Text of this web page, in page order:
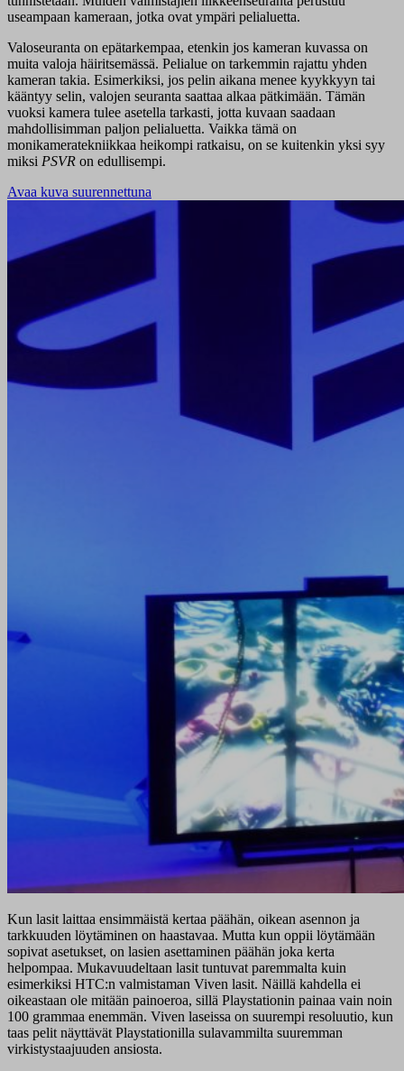
useampaan kameraan, jotka ovat ympäri pelialuetta.
Valoseuranta on epätarkempaa, etenkin jos kameran kuvassa on
muita valoja häiritsemässä. Pelialue on tarkemmin rajattu yhden
kameran takia. Esimerkiksi, jos pelin aikana menee kyykkyyn tai
kääntyy selin, valojen seuranta saattaa alkaa pätkimään. Tämän
vuoksi kamera tulee asetella tarkasti, jotta kuvaan saadaan
mahdollisimman paljon pelialuetta. Vaikka tämä on
monikameratekniikkaa heikompi ratkaisu, on se kuitenkin yksi syy
miksi PSVR on edullisempi.
Avaa kuva suurennettuna
Kun lasit laittaa ensimmäistä kertaa päähän, oikean asennon ja
tarkkuuden löytäminen on haastavaa. Mutta kun oppii löytämään
sopivat asetukset, on lasien asettaminen päähän joka kerta
helpompaa. Mukavuudeltaan lasit tuntuvat paremmalta kuin
esimerkiksi HTC:n valmistaman Viven lasit. Näillä kahdella ei
oikeastaan ole mitään painoeroa, sillä Playstationin painaa vain noin
100 grammaa enemmän. Viven laseissa on suurempi resoluutio, kun
taas pelit näyttävät Playstationilla sulavammilta suuremman
virkistystaajuuden ansiosta.